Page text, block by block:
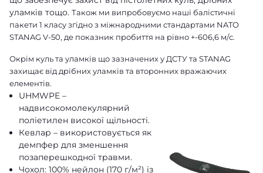
уламків тощо. Також ми випробовуємо наші балістичні
пакети 1 класу згідно з міжнародними стандартами NATO
STANAG V-50, де показник пробиття на рівно +-606,6 м/с.
Окрім куль та уламків що зазначених у ДСТУ та STANAG
захищає від дрібних уламків та второнних вражаючих
елементів.
UHMWPE –
надвисокомолекулярний
поліетилен високої щільності.
Кевлар – використовується як
демпфер для зменшення
позаперешкодної травми.
Чохол: 100% нейлон (170 г/м²) із